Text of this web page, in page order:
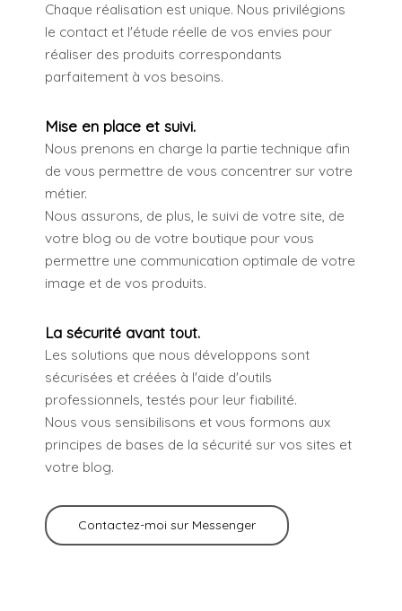
Chaque réalisation est unique. Nous privilégions
le contact et l'étude réelle de vos envies pour
réaliser des produits correspondants
parfaitement à vos besoins.
Mise en place et suivi.
Nous prenons en charge la partie technique afin
de vous permettre de vous concentrer sur votre
métier.
Nous assurons, de plus, le suivi de votre site, de
votre blog ou de votre boutique pour vous
permettre une communication optimale de votre
image et de vos produits.
La sécurité avant tout.
Les solutions que nous développons sont
sécurisées et créées à l'aide d'outils
professionnels, testés pour leur fiabilité.
Nous vous sensibilisons et vous formons aux
principes de bases de la sécurité sur vos sites et
votre blog.
Contactez-moi sur Messenger